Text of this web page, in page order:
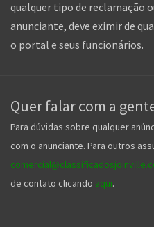
prestador de serviços de
ou participante em nenhum
anunciantes. Dessa forma, o
seja ela direta ou indireta.
se responsabiliza por
usuário possa sofrer ao
anunciantes deste portal,
qualquer tipo de reclamação